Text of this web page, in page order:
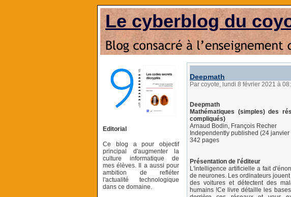
Le cyberblog du
Editorial
Ce blog a pour objectif
principal d'augmenter la
culture informatique de
mes élèves. Il a aussi pour
ambition de refléter
l'actualité technologique
dans ce domaine.
Deepmath
Par coyote, lundi 8 février 2021 à
Deepmath
Mathématiques (simples) des
compliqués)
Arnaud Bodin, François Recher
Independently published (24 janvier
342 pages
Présentation de l'éditeur
L'intelligence artificielle a fait
de neurones. Les ordinateurs
des voitures et détectent des
humains !Ce livre détaille les